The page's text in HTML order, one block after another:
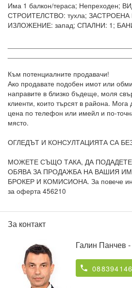
Има 1 балкон/тераса; Непреходен;
СТРОИТЕЛСТВО: тухла;
ИЗЛОЖЕНИЕ: запад; СПАЛНИ: 1;
Към потенциалните продавачи!
Ако продавате подобен имот или
направите в близко бъдеще, моля
клиенти, които търсят в района.
цена по телефон или имейл и по-
място.
ОГЛЕДЪТ И КОНСУЛТАЦИЯТА СА
МОЖЕТЕ СЪЩО ТАКА, ДА
ОБЯВА ЗА ПРОДАЖБА НА ВАШИЯ
БРОКЕР И КОМИСИОНА. За повече
за оферта 456210
За контакт
Галин Панчев
phone